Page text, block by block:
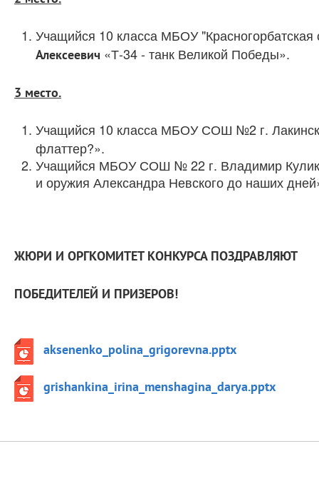
Учащийся 10 класса МБОУ
Алексеевич «Т-34 - танк Великой Победы».
3 место.
Учащийся 10 класса МБОУ СОШ №2 г.
флаттер?».
Учащийся МБОУ СОШ № 22 г. Владимир
и оружия Александра Невского до наших
ЖЮРИ И ОРГКОМИТЕТ КОНКУРСА ПОЗДРАВЛЯЮТ
ПОБЕДИТЕЛЕЙ И ПРИЗЕРОВ!
aksenenko_polina_grigorevna.pptx
grishankina_irina_menshagina_darya.pptx